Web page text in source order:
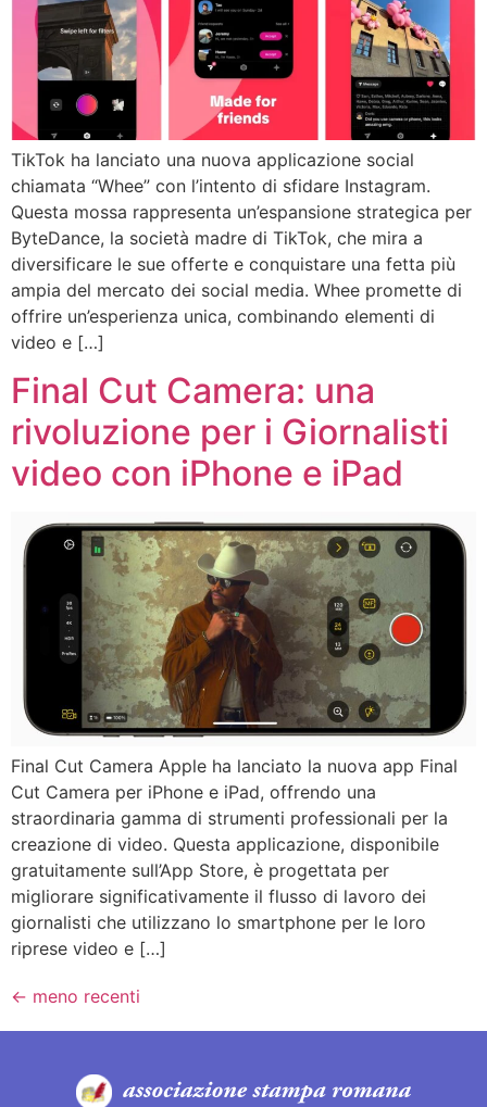
TikTok ha lanciato una nuova applicazione social
chiamata “Whee” con l’intento di sfidare Instagram.
Questa mossa rappresenta un’espansione strategica per
ByteDance, la società madre di TikTok, che mira a
diversificare le sue offerte e conquistare una fetta più
ampia del mercato dei social media. Whee promette di
offrire un’esperienza unica, combinando elementi di
video e […]
Final Cut Camera: una
rivoluzione per i Giornalisti
video con iPhone e iPad
Final Cut Camera Apple ha lanciato la nuova app Final
Cut Camera per iPhone e iPad, offrendo una
straordinaria gamma di strumenti professionali per la
creazione di video. Questa applicazione, disponibile
gratuitamente sull’App Store, è progettata per
migliorare significativamente il flusso di lavoro dei
giornalisti che utilizzano lo smartphone per le loro
riprese video e […]
← meno recenti